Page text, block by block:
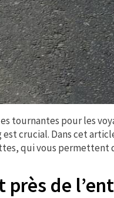
tournantes pour les
crucial. Dans cet
qui vous permettent
de